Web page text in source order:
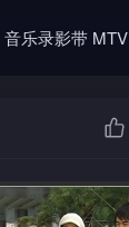
音乐录影带 MTV